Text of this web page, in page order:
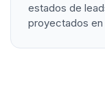
estados de
proyectados en